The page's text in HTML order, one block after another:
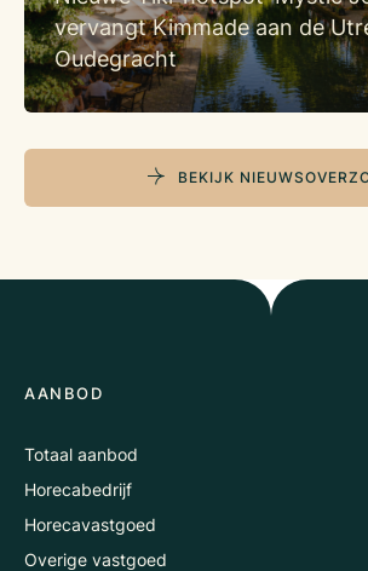
vervangt Kimmade aan de
Oudegracht
BEKIJK
AANBOD
Totaal aanbod
Horecabedrijf
Horecavastgoed
Overige vastgoed